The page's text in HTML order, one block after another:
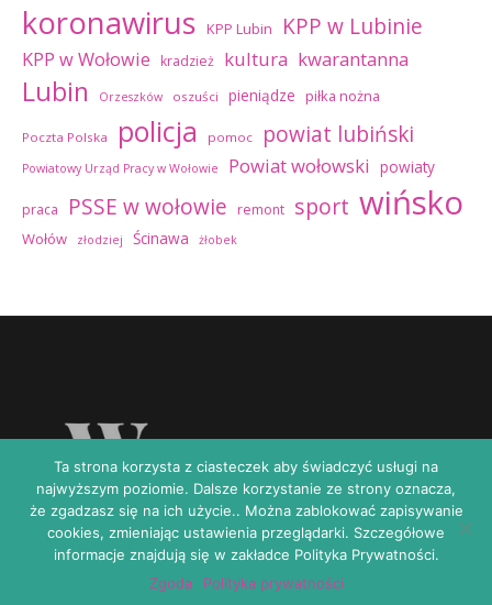
koronawirus KPP Lubin KPP w Lubinie
KPP w Wołowie kradzież kultura kwarantanna
Lubin Orzeszków oszuści pieniądze piłka nożna
Poczta Polska policja pomoc powiat lubiński
Powiatowy Urząd Pracy w Wołowie Powiat wołowski powiaty
praca PSSE w wołowie remont sport wińsko
Wołów złodziej Ścinawa żłobek
Copyright © 2026 | Zasilane przezMagazyn informacyjny X
Ta strona korzysta z ciasteczek aby świadczyć usługi na
najwyższym poziomie. Dalsze korzystanie ze strony oznacza,
że zgadzasz się na ich użycie.. Można zablokować zapisywanie
cookies, zmieniając ustawienia przeglądarki. Szczegółowe
informacje znajdują się w zakładce Polityka Prywatności.
Zgoda
Polityka prywatności